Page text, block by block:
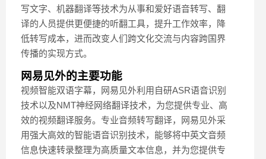
写文字、机器翻译等技术为从事和爱好语音转写、翻
译的人员提供更便捷的听翻工具，提升工作效率，降
低转写成本，进而改变人们跨文化交流与内容跨国界
传播的实现方式。
网易见外的主要功能
视频智能双语字幕，网易见外利用自研ASR语音识别
技术以及NMT神经网络翻译技术，为您提供专业、高
效的视频翻译服务。专业音频转写翻译，网易见外采
用强大高效的智能语音识别技术，能够将中英文音频
信息快速转录整理为高质量文本信息，并为您提供专